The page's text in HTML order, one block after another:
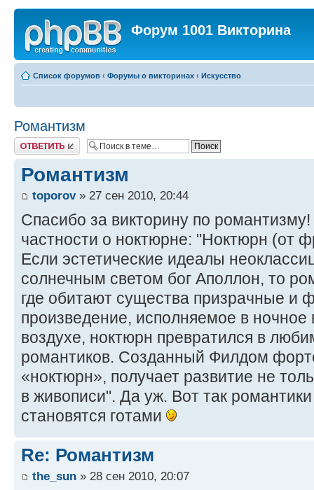
Форум 1001 Викторина
Список форумов ‹ Форумы о викторинах ‹ Искусство
Романтизм
Ответить
Романтизм
toporov» 27 сен 2010, 20:44
Спасибо за викторину по
частности о ноктюрне: "Ноктюрн (от
Если эстетические идеалы
солнечным светом бог Аполлон, то
где обитают существа призрачные и
произведение, исполняемое в
воздухе, ноктюрн превратился в
романтиков. Созданный Филдом
«ноктюрн», получает развитие не
в живописи". Да уж. Вот так
становятся готами
Re: Романтизм
the_sun » 28 сен 2010, 20:07